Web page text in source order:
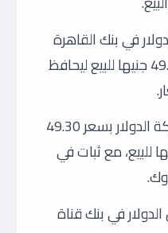
في بنك القاهرة
49.30 جنيها للشراء و49.40 جنيها للبيع ليحافظ
بنك البركة: عرض بنك البركة الدولار بسعر 49.30
و49.40 جنيها للبيع، مع ثبات في
في بنك قناة